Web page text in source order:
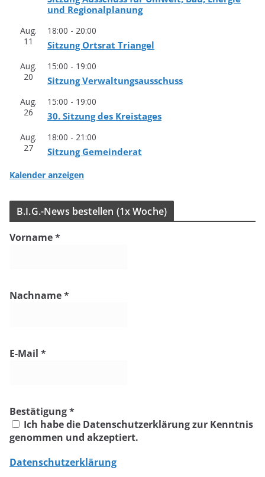
und Regionalplanung
Aug.
11
18:00 - 20:00
Sit­zung Orts­rat Triangel
Aug.
20
15:00 - 19:00
Sit­zung Verwaltungsausschuss
Aug.
26
15:00 - 19:00
30. Sit­zung des Kreistages
Aug.
27
18:00 - 21:00
Sit­zung Gemeinderat
Kalender anzeigen
B.I.G.-News bestel­len (1x Woche)
Vorname*
Nachname*
E-Mail *
Bestätigung*
Ich habe die Datenschutzerklärung zur Kenntnis
genommen und akzeptiert.
Datenschutzerklärung